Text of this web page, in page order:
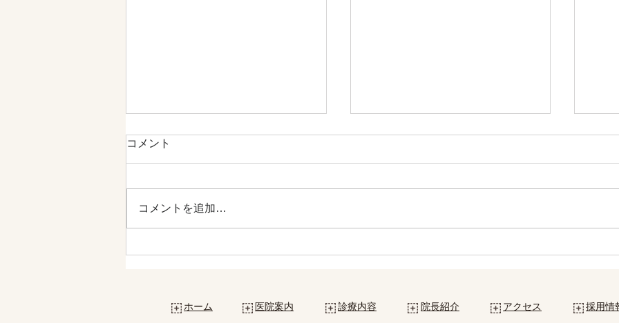
コメント
コメントを追加…
ホーム 医院案内 診療内容 院長紹介 アクセス 採用情